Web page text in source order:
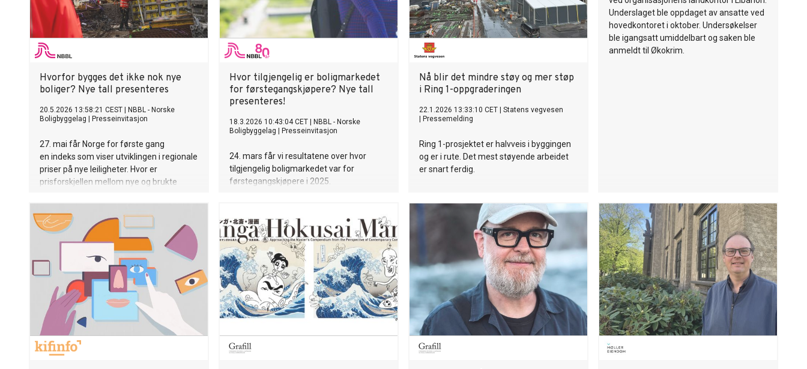
Hvorfor bygges det ikke nok nye
boliger? Nye tall presenteres
20.5.2026 13:58:21 CEST
NBBL - Norske
Boligbyggelag
Presseinvitasjon
27. mai får Norge for første gang
en indeks som viser utviklingen i regionale
priser på nye leiligheter. Hvor er
prisforskjellen mellom nye og brukte
Hvor tilgjengelig er boligmarkedet
for førstegangskjøpere? Nye tall
presenteres!
18.3.2026 10:43:04 CET
NBBL - Norske
Boligbyggelag
Presseinvitasjon
24. mars får vi resultatene over hvor
tilgjengelig boligmarkedet var for
førstegangskjøpere i 2025.
Nå blir det mindre støy og mer støp
i Ring 1-oppgraderingen
22.1.2026 13:33:10 CET
Statens vegvesen
Pressemelding
Ring 1-prosjektet er halvveis i byggingen
og er i rute. Det mest støyende arbeidet
er snart ferdig.
Underslaget ble oppdaget av ansatte ved
hovedkontoret i oktober. Undersøkelser
ble igangsatt umiddelbart og saken ble
anmeldt til Økokrim.